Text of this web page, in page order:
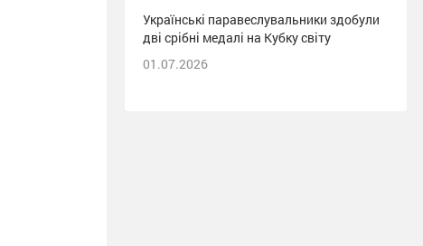
Українські паравеслувальники здобули
дві срібні медалі на Кубку світу
01.07.2026